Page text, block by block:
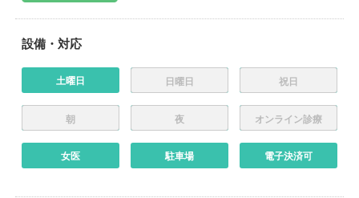
設備・対応
土曜日 日曜日 祝日
朝 夜 オンライン診療
女医 駐車場 電子決済可